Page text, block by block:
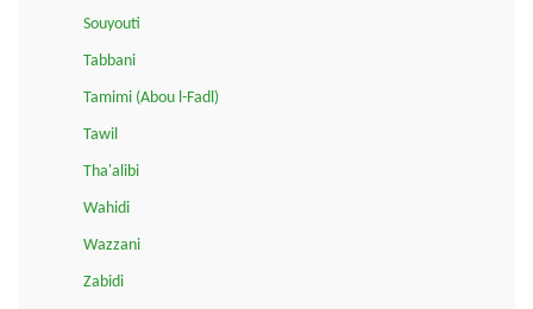
Souyouti
Tabbani
Tamimi (Abou l-Fadl)
Tawil
Tha'alibi
Wahidi
Wazzani
Zabidi